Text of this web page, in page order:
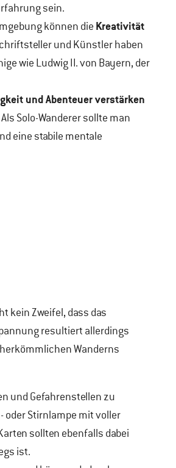
sein.
können die Kreativität
und Künstler haben
wie Ludwig II. von Bayern, der
und Abenteuer verstärken
Solo-Wanderer sollte man
eine stabile mentale
kein Zweifel, dass das
resultiert allerdings
Wanderns
und Gefahrenstellen zu
oder Stirnlampe mit voller
sollten ebenfalls dabei
ist.